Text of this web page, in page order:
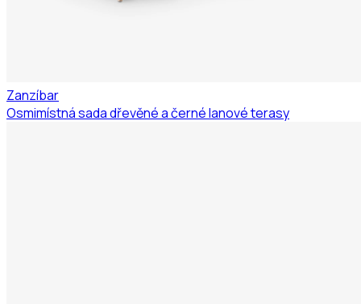
Zanzíbar
Osmimístná sada dřevěné a černé lanové terasy